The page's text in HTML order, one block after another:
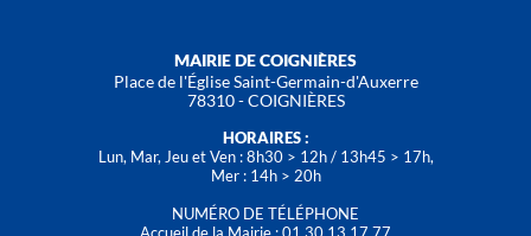
MAIRIE DE COIGNIÈRES
Place de l'Église Saint-Germain-d'Auxerre
78310 - COIGNIÈRES
HORAIRES :
Lun, Mar, Jeu et Ven : 8h30 > 12h / 13h45 > 17h,
Mer : 14h > 20h
NUMÉRO DE TÉLÉPHONE